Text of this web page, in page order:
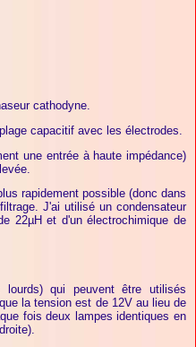
cathodyne.
capacitif avec les électrodes.
une entrée à haute impédance)
rapidement possible (donc dans
J'ai utilisé un condensateur
22µH et d'un électrochimique de
lourds) qui peuvent être utilisés
la tension est de 12V au lieu de
fois deux lampes identiques en